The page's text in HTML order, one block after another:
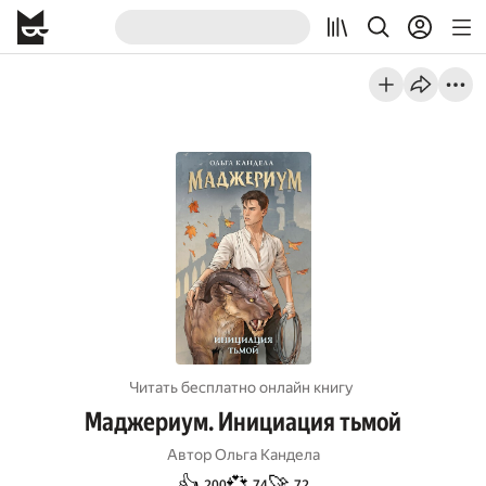
Читать бесплатно онлайн книгу
Маджериум. Инициация тьмой
Автор Ольга Кандела